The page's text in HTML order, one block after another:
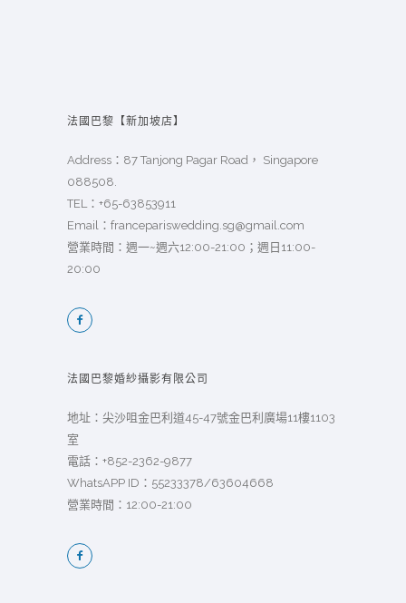
法國巴黎【新加坡店】
Address：87 Tanjong Pagar Road， Singapore
088508.
TEL： +65-63853911
Email： francepariswedding.sg@gmail.com
營業時間：週一~週六12:00-21:00；週日11:00-
20:00
法國巴黎婚紗攝影有限公司
地址：尖沙咀金巴利道45-47號金巴利廣場11樓1103
室
電話： +852-2362-9877
WhatsAPP ID：55233378/63604668
營業時間：12:00-21:00